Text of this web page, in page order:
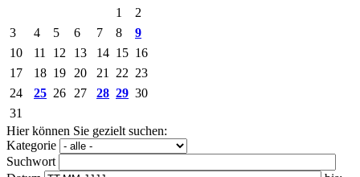
1
2
3
4 5 6 7 8
9
10
11 12 13 14 15 16
17
18 19 20 21 22 23
24
25 26 27 28 29 30
31
Hier können Sie gezielt suchen:
Kategorie
Suchwort